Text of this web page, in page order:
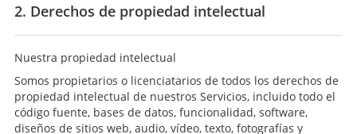
2. Derechos de propiedad intelectual
Nuestra propiedad intelectual
Somos propietarios o licenciatarios de todos los derechos de
propiedad intelectual de nuestros Servicios, incluido todo el
código fuente, bases de datos, funcionalidad, software,
diseños de sitios web, audio, vídeo, texto, fotografías y